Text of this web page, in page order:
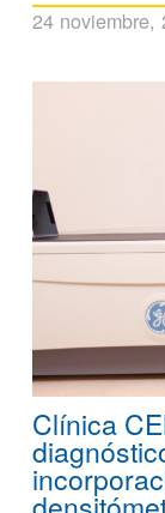
24 noviembre,
Clínica